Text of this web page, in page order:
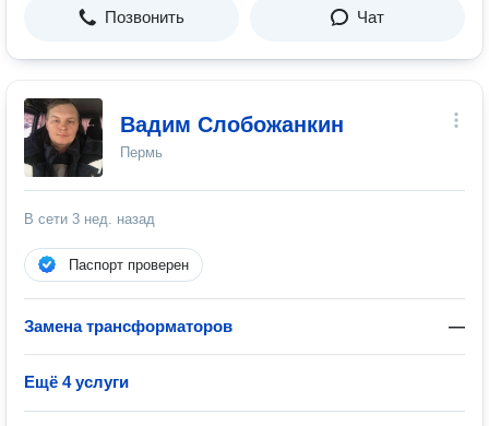
Позвонить Чат
Вадим Слобожанкин
Пермь
В сети 3 нед. назад
Паспорт проверен
Замена трансформаторов —
Ещё 4 услуги